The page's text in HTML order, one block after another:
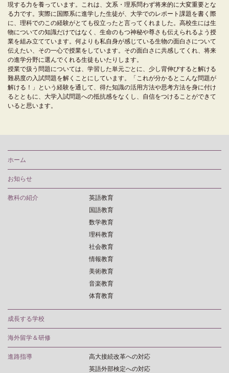
現する力を養っています。これは、文系・理系問わず将来的に大変重要とな
る力です。実際に国際系に進学した生徒が、大学でのレポート課題を書く際
に、理科でのこの経験がとても役立ったと言ってくれました。高校生には生
物についての知識だけではなく、生命のもつ神秘や尊さも伝えられるよう授
業を組み立てています。何よりも私自身が感じている生物の面白さについて
伝えたい、その一心で授業をしています。その面白さに共感してくれ、将来
の進学分野に選んでくれる生徒もいたりします。
授業で扱う問題については、学習した単元ごとに、少し背伸びすると解ける
難易度の入試問題を解くことにしています。「これが分かるとこんな問題が
解ける！」という経験を通して、得た知識の活用方法や思考方法を身に付け
るとともに、大学入試問題への抵抗感をなくし、自信をつけることができて
いると思います。
ホーム
お知らせ
教科の紹介
英語教育
国語教育
数学教育
理科教育
社会教育
情報教育
美術教育
音楽教育
体育教育
成長する学校
海外留学＆研修
進路指導
高大接続改革への対応
英語外部検定への対応